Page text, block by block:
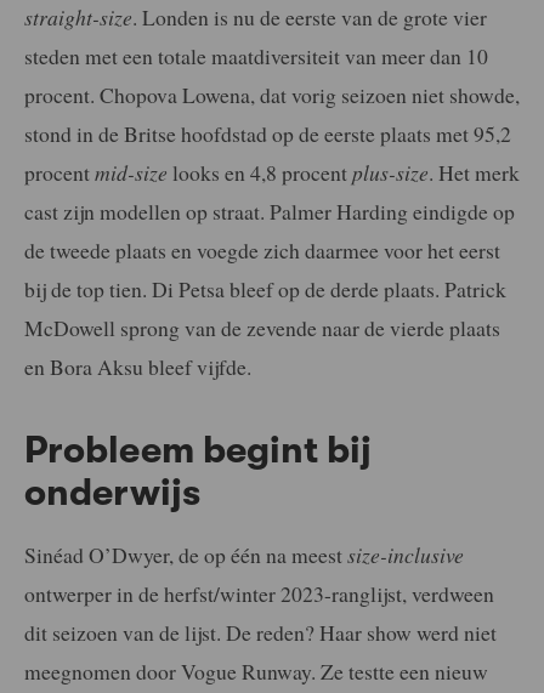
straight-size. Londen is nu de eerste van de grote vier
steden met een totale maatdiversiteit van meer dan 10
procent. Chopova Lowena, dat vorig seizoen niet showde,
stond in de Britse hoofdstad op de eerste plaats met 95,2
procentmid-size looks en 4,8 procentplus-size. Het merk
cast zijn modellen op straat. Palmer Harding eindigde op
de tweede plaats en voegde zich daarmee voor het eerst
bij de top tien. Di Petsa bleef op de derde plaats. Patrick
McDowell sprong van de zevende naar de vierde plaats
en Bora Aksu bleef vijfde.
Probleem begint bij
onderwijs
Sinéad O’Dwyer, de op één na meestsize-inclusive
ontwerper in de herfst/winter 2023-ranglijst, verdween
dit seizoen van de lijst. De reden? Haar show werd niet
meegnomen door Vogue Runway. Ze testte een nieuw